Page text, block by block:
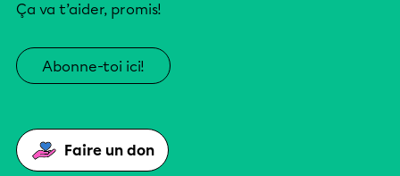
Ça va t’aider, promis!
Abonne-toi ici!
Faire un don